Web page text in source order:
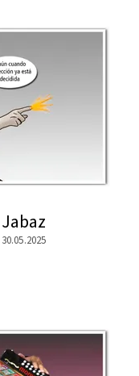
Jabaz
30.05.2025